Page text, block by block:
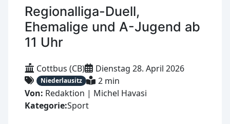
Regionalliga-Duell,
Ehemalige und A-Jugend ab
11 Uhr
Cottbus (CB) Dienstag 28. April 2026
Niederlausitz
2 min
Von: Redaktion | Michel Havasi
Kategorie:Sport